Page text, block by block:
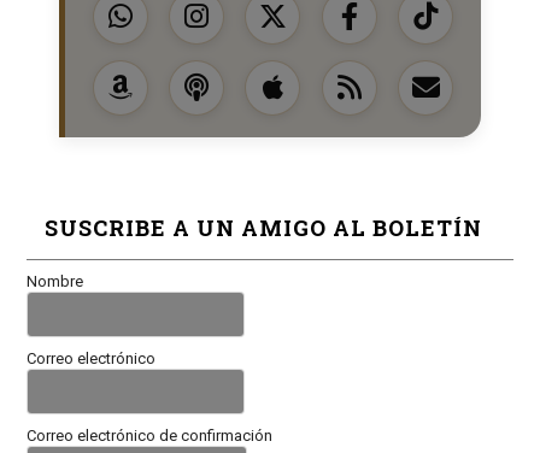
SUSCRIBE A UN AMIGO AL BOLETÍN
Nombre
Correo electrónico
Correo electrónico de confirmación